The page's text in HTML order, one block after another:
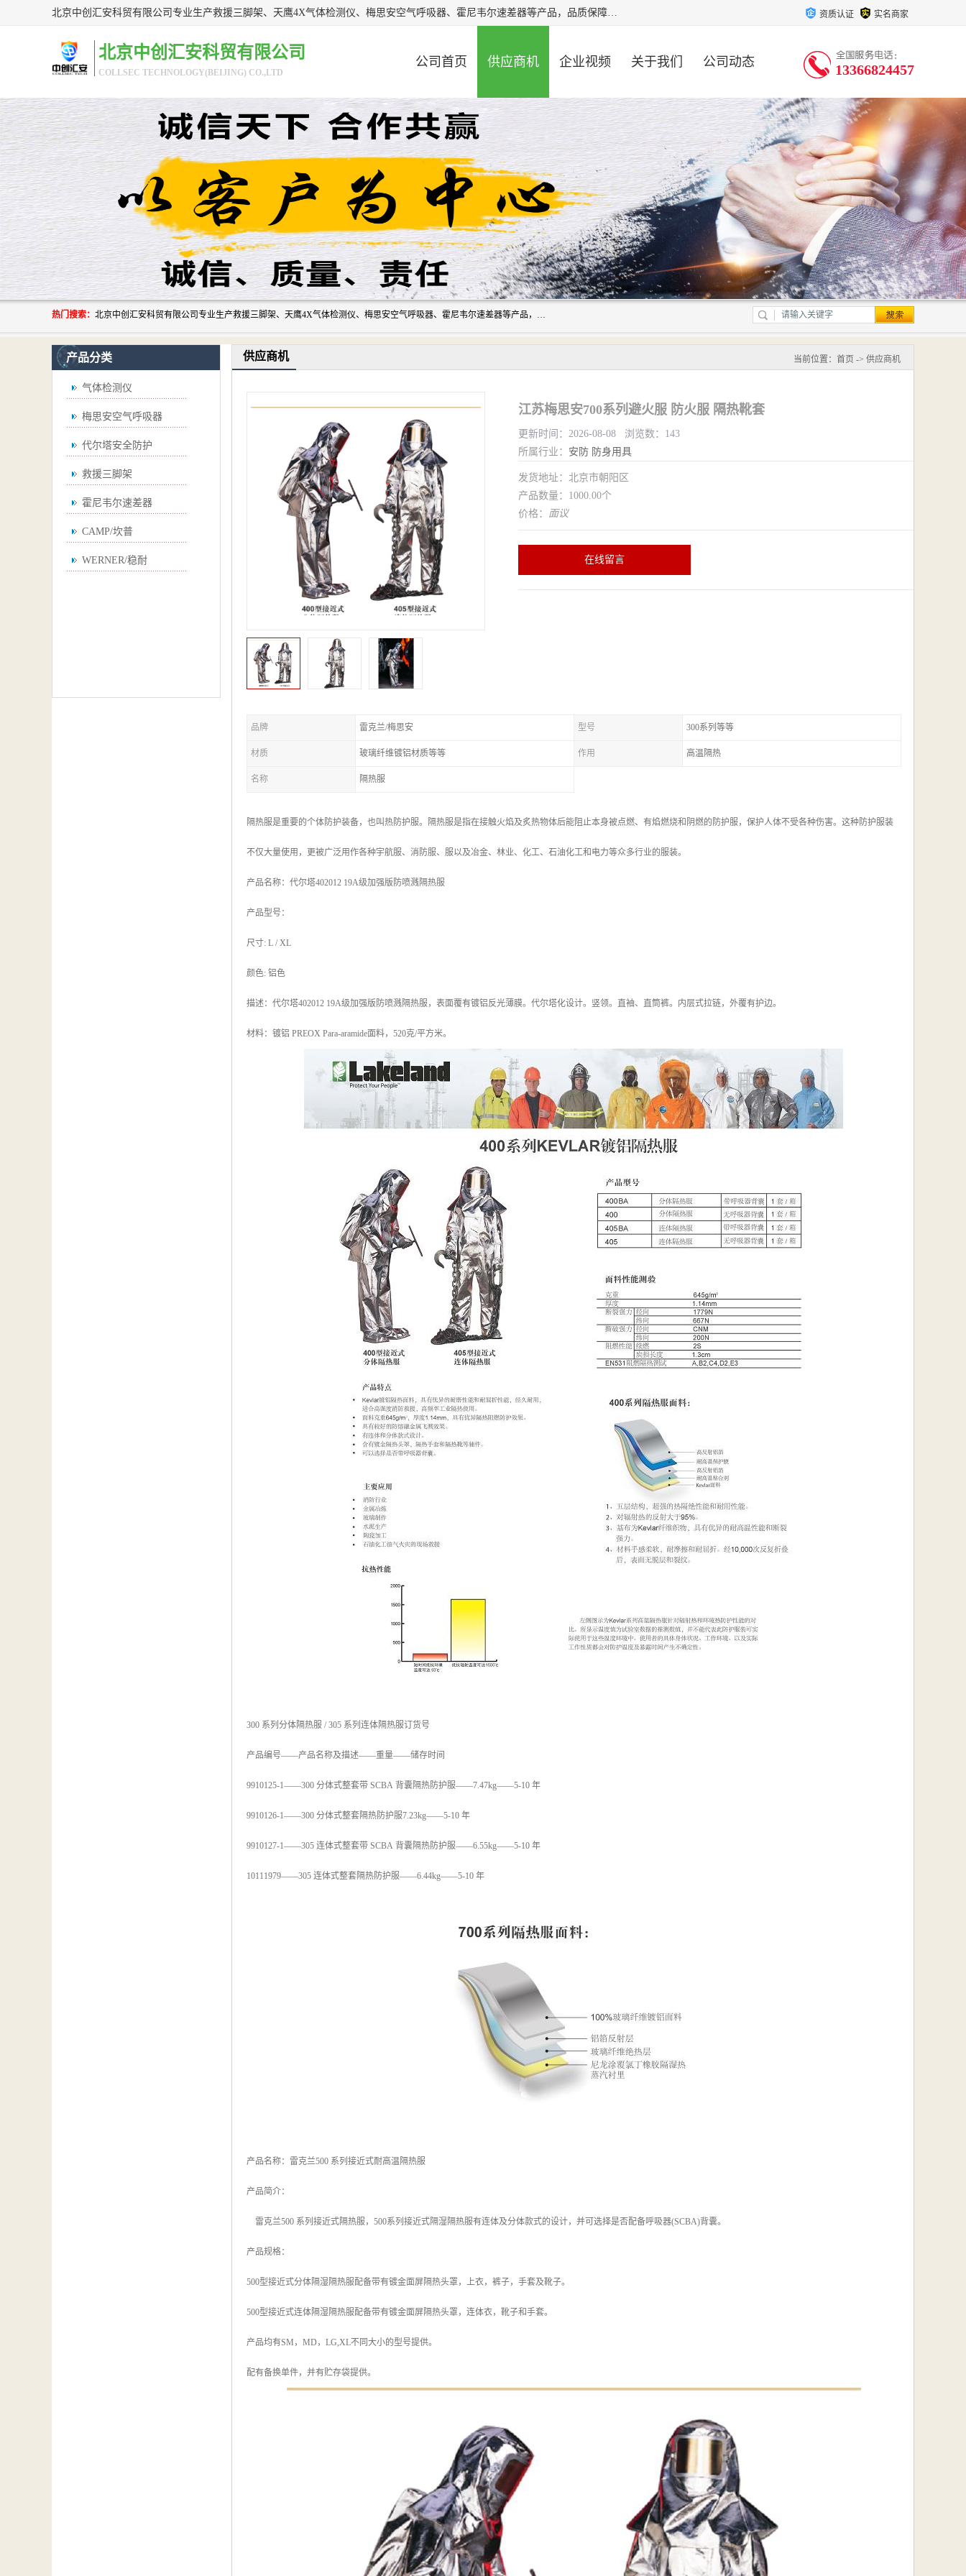
北京中创汇安科贸有限公司专业生产救援三脚架、天鹰4X气体检测仪、梅思安空气呼吸器、霍尼韦尔速差器等产品，品质保障，价格合理，欢迎在线致电咨询。 资质认证 实名商家
北京中创汇安科贸有限公司
COLLSEC TECHNOLOGY(BEIJING) CO.,LTD
公司首页 供应商机 企业视频 关于我们 公司动态 13366824457
热门搜索： 北京中创汇安科贸有限公司专业生产救援三脚架、天鹰4X气体检测仪、梅思安空气呼吸器、霍尼韦尔速差器等产品，品质保障，价格合理，欢迎在线致电咨询。
产品分类
气体检测仪
梅思安空气呼吸器
代尔塔安全防护
救援三脚架
霍尼韦尔速差器
CAMP/坎普
WERNER/稳耐
供应商机 当前位置： 首页 -> 供应商机
江苏梅思安700系列避火服 防火服 隔热靴套
更新时间：2026-08-08 浏览数：143
所属行业： 安防 防身用具
发货地址：北京市朝阳区
产品数量：1000.00个
价格： 面议
在线留言
品牌 雷克兰/梅思安 型号 300系列等等
材质 玻璃纤维镀铝材质等等 作用 高温隔热
名称 隔热服
隔热服是重要的个体防护装备，也叫热防护服。隔热服是指在接触火焰及炙热物体后能阻止本身被点燃、有焰燃烧和阴燃的防护服，保护人体不受各种伤害。这种防护服装
不仅大量使用，更被广泛用作各种宇航服、消防服、服以及冶金、林业、化工、石油化工和电力等众多行业的服装。
产品名称：代尔塔402012 19A级加强版防喷溅隔热服
产品型号：
尺寸: L / XL
颜色: 铝色
描述：代尔塔402012 19A级加强版防喷溅隔热服，表面覆有镀铝反光薄膜。代尔塔化设计。竖领。直袖、直筒裤。内层式拉链，外覆有护边。
材料：镀铝 PREOX Para-aramide面料，520克/平方米。
300 系列分体隔热服 / 305 系列连体隔热服订货号
产品编号——产品名称及描述——重量——储存时间
9910125-1——300 分体式整套带 SCBA 背囊隔热防护服——7.47kg——5-10 年
9910126-1——300 分体式整套隔热防护服7.23kg——5-10 年
9910127-1——305 连体式整套带 SCBA 背囊隔热防护服——6.55kg——5-10 年
10111979——305 连体式整套隔热防护服——6.44kg——5-10 年
产品名称：雷克兰500 系列接近式耐高温隔热服
产品简介：
雷克兰500 系列接近式隔热服，500系列接近式隔湿隔热服有连体及分体款式的设计，并可选择是否配备呼吸器(SCBA)背囊。
产品规格：
500型接近式分体隔湿隔热服配备带有镀金面屏隔热头罩，上衣，裤子，手套及靴子。
500型接近式连体隔湿隔热服配备带有镀金面屏隔热头罩，连体衣，靴子和手套。
产品均有SM，MD，LG,XL不同大小的型号提供。
配有备换单件，并有贮存袋提供。